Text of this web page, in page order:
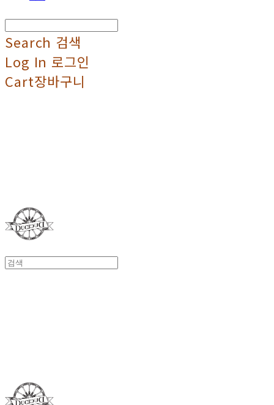
Search 검색
Log In 로그인
Cart장바구니